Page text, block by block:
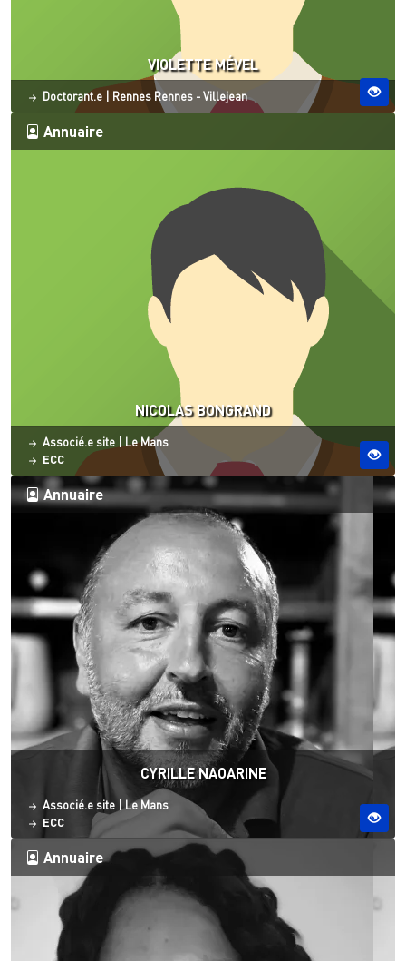
VIOLETTE MÉVEL
Statut
Doctorant.e Site ESO
Rennes Rennes - Villejean
Annuaire
NICOLAS BONGRAND
Statut
Associé.e site Site ESO
Le Mans
ECC
Annuaire
CYRILLE NAOARINE
Statut
Associé.e site |Site ESO
Le Mans
ECC
Annuaire